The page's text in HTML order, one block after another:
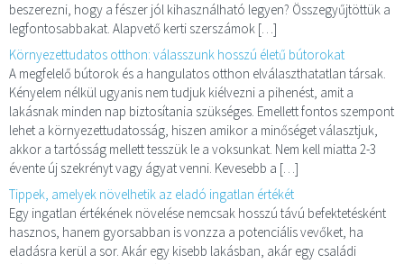
beszerezni, hogy a fészer jól kihasználható legyen? Összegyűjtöttük a
legfontosabbakat. Alapvető kerti szerszámok […]
Környezettudatos otthon: válasszunk hosszú életű bútorokat
A megfelelő bútorok és a hangulatos otthon elválaszthatatlan társak.
Kényelem nélkül ugyanis nem tudjuk kiélvezni a pihenést, amit a
lakásnak minden nap biztosítania szükséges. Emellett fontos szempont
lehet a környezettudatosság, hiszen amikor a minőséget választjuk,
akkor a tartósság mellett tesszük le a voksunkat. Nem kell miatta 2-3
évente új szekrényt vagy ágyat venni. Kevesebb a […]
Tippek, amelyek növelhetik az eladó ingatlan értékét
Egy ingatlan értékének növelése nemcsak hosszú távú befektetésként
hasznos, hanem gyorsabban is vonzza a potenciális vevőket, ha
eladásra kerül a sor. Akár egy kisebb lakásban, akár egy családi